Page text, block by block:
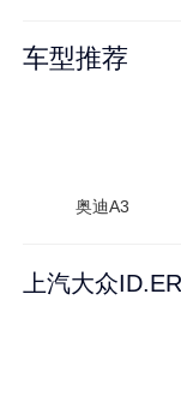
车型推荐
奥迪A3
上汽大众